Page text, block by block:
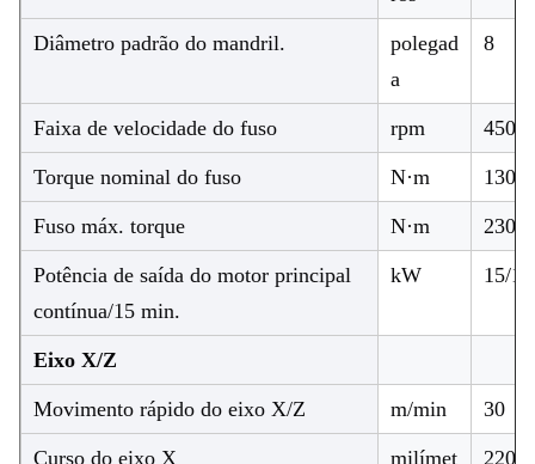
Diâmetro padrão do mandril.
polegad
a
8
Faixa de velocidade do fuso rpm 4500
Torque nominal do fuso N·m
Fuso máx. torque N·m
Potência de saída do motor principal
contínua/15 min.
kW 15/11
Eixo X/Z
Movimento rápido do eixo X/Z m/min 30
Curso do eixo X
milímet
220